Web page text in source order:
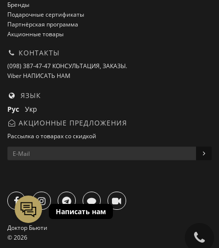
Бренды
Подарочные сертификаты
Партнёрская программа
Акционные товары
КОНТАКТЫ
(098) 387-47-47 КОНСУЛЬТАЦИЯ, ЗАКАЗЫ.
Viber НАПИСАТЬ НАМ
ЯЗЫК
Рус Укр
АКЦИОННЫЕ ПРЕДЛОЖЕНИЯ
Рассылка о товарах со скидкой
Доктор Бьюти
© 2026